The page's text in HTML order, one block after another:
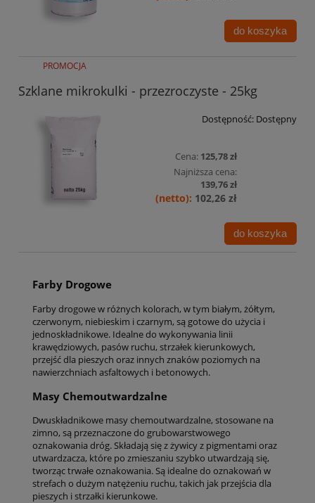
do koszyka
Szklane mikrokulki - przezroczyste - 25kg
Dostępność: Dostępny
Cena: 125,78 zł
Najniższa cena:
139,76 zł
102,26 zł
do koszyka
PROMOCJA
Farby Drogowe
Farby drogowe w różnych kolorach, w tym białym, żółtym,
czerwonym, niebieskim i czarnym, są gotowe do użycia i
jednoskładnikowe. Idealne do wykonywania linii
krawędziowych, pasów ruchu, strzałek kierunkowych,
przejść dla pieszych oraz innych znaków poziomych na
nawierzchniach asfaltowych i betonowych.
Masy Chemoutwardzalne
Dwuskładnikowe masy chemoutwardzalne, stosowane na
zimno, są przeznaczone do grubowarstwowego
oznakowania dróg. Składają się z żywicy z pigmentami oraz
utwardzacza, które po zmieszaniu szybko utwardzają się,
tworząc trwałe oznakowania. Są idealne do oznakowań w
strefach o dużym natężeniu ruchu, takich jak przejścia dla
pieszych i strzałki kierunkowe.